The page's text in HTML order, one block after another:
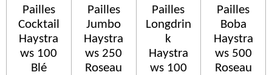
Pailles
Cocktail
Haystra
ws 100
Blé
Pailles
Jumbo
Haystra
ws 250
Roseau
Pailles
Longdrin
k
Haystra
ws 100
Pailles
Boba
Haystra
ws 500
Roseau